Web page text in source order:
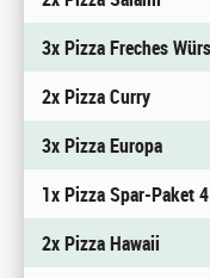
3x Pizza Freches
2x Pizza Curry
3x Pizza Europa
1x Pizza Spar-Paket 4
2x Pizza Hawaii